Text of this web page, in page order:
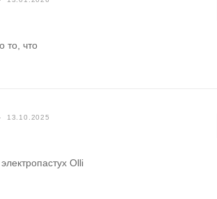
то, что
13.10.2025
Olli